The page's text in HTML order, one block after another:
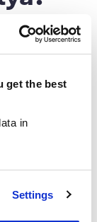
get the best
in
Settings
voin
luvussa
0/2